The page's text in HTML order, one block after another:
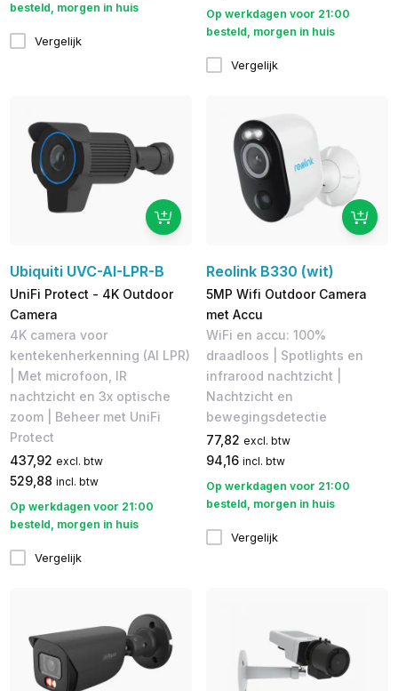
besteld, morgen in huis
Vergelijk
Op werkdagen voor 21:00
besteld, morgen in huis
Vergelijk
Ubiquiti UVC-AI-LPR-B
UniFi Protect - 4K Outdoor
Camera
4K camera voor
kentekenherkenning (AI LPR)
| Met microfoon, IR
nachtzicht en 3x optische
zoom | Beheer met UniFi
Protect
437,92 excl. btw
529,88 incl. btw
Op werkdagen voor 21:00
besteld, morgen in huis
Vergelijk
Reolink B330 (wit)
5MP Wifi Outdoor Camera
met Accu
WiFi en accu: 100%
draadloos | Spotlights en
infrarood nachtzicht |
Nachtzicht en
bewegingsdetectie
77,82 excl. btw
94,16 incl. btw
Op werkdagen voor 21:00
besteld, morgen in huis
Vergelijk